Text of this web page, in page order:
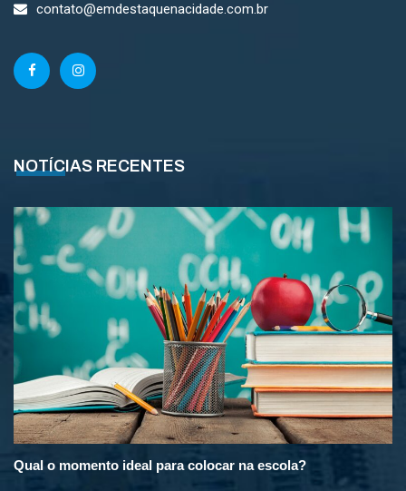
contato@emdestaquenacidade.com.br
NOTÍCIAS RECENTES
Qual o momento ideal para colocar na escola?